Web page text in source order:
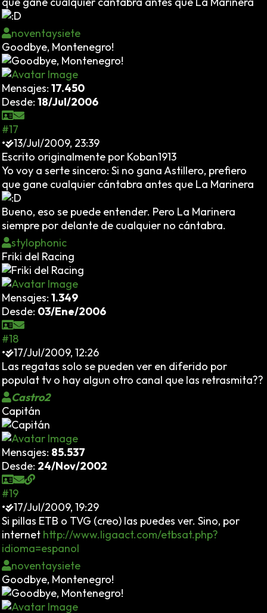
noventaysiete
Goodbye, Montenegro!
Mensajes: 17.450
Desde: 18/Jul/2006
#17
•
13/Jul/2009, 23:39
Escrito originalmente por Koban1913
Yo voy a serte sincero: Si no gana Astillero, prefiero
que gane cualquier cántabra antes que La Marinera
Bueno, eso se puede entender. Pero La Marinera
siempre por delante de cualquier no cántabra.
stylophonic
Friki del Racing
Mensajes: 1.349
Desde: 03/Ene/2006
#18
•
17/Jul/2009, 12:26
Las regatas solo se pueden ver en diferido por
populat tv o hay algun otro canal que las retrasmita??
Castro2
Capitán
Mensajes: 85.537
Desde: 24/Nov/2002
#19
•
17/Jul/2009, 19:29
Si pillas ETB o TVG (creo) las puedes ver. Sino, por
internet http://www.ligaact.com/etbsat.php?
idioma=espanol
noventaysiete
Goodbye, Montenegro!